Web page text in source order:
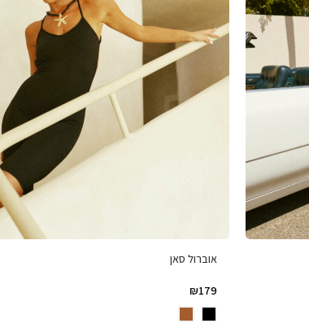
אוברול סאן
₪179